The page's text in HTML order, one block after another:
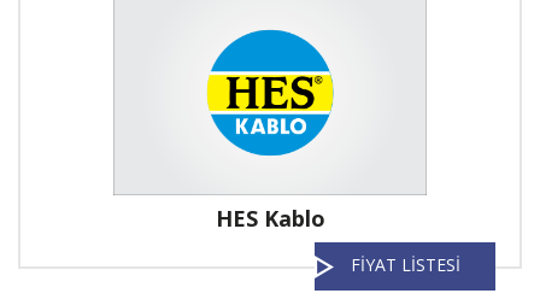
HES Kablo
FİYAT LİSTESİ